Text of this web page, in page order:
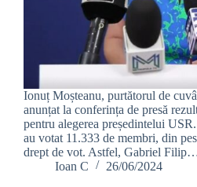
Ionuț Moșteanu, purtătorul de
anunțat la conferința de presă
pentru alegerea președintelui
au votat 11.333 de membri, din
drept de vot. Astfel, Gabriel
Ioan C
26/06/2024